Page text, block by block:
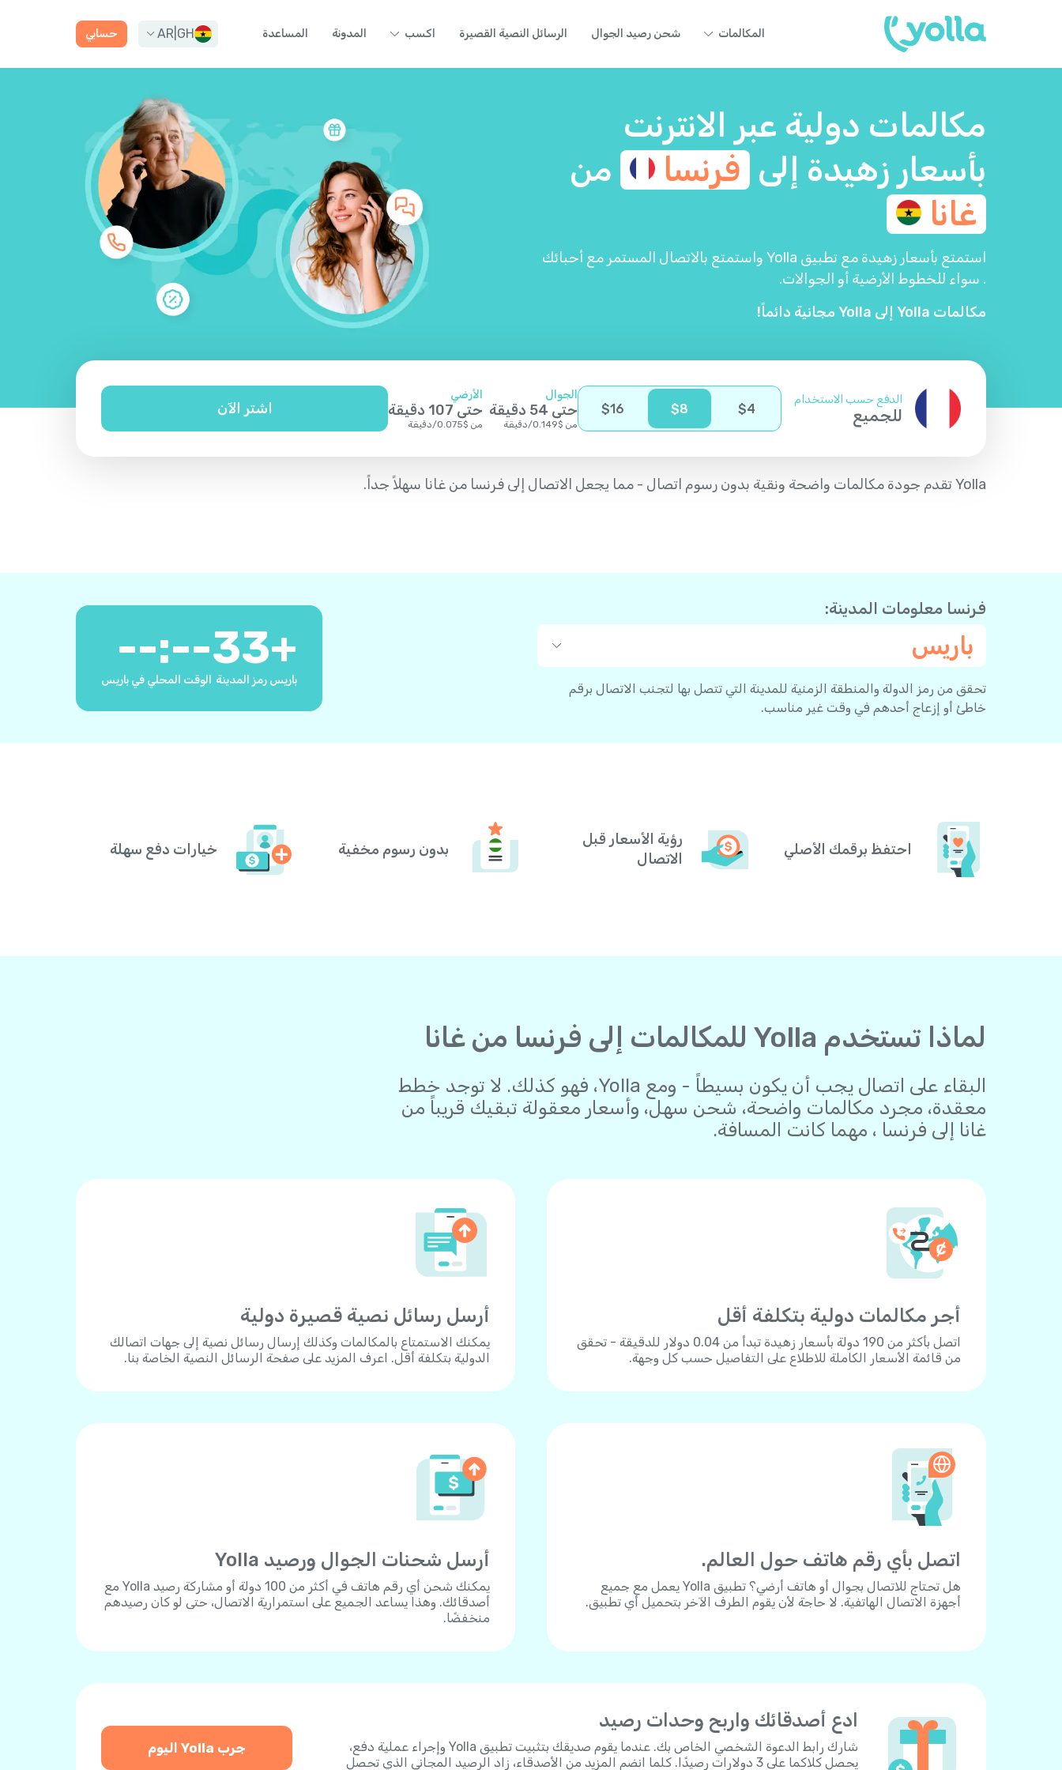
المكالمات شحن رصيد الجوال الرسائل النصية القصيرة اكسب المدونة المساعدة GH
AR حسابي
مكالمات دولية عبر الانترنت
بأسعار زهيدة إلى فرنسا
من
غانا
استمتع بأسعار زهيدة مع تطبيق Yolla واستمتع بالاتصال المستمر مع أحبائك
. سواء للخطوط الأرضية أو الجوالات.
مكالمات Yolla إلى Yolla مجانية دائماً!
الدفع حسب الاستخدام
للجميع $4
$8
$16
الجوال
حتى 54 دقيقة
من $
0.149
/دقيقة
الأرضي
حتى 107 دقيقة
من $
0.075
/دقيقة
اشتر الآن
Yolla تقدم جودة مكالمات واضحة ونقية بدون رسوم اتصال - مما يجعل الاتصال إلى فرنسا من غانا سهلاً جداً.
فرنسا معلومات المدينة:
باريس
تحقق من رمز الدولة والمنطقة الزمنية للمدينة التي تتصل بها لتجنب الاتصال برقم
خاطئ أو إزعاج أحدهم في وقت غير مناسب.
+
33
باريس رمز المدينة
--:--
الوقت المحلي في باريس
احتفظ برقمك الأصلي
رؤية الأسعار قبل
الاتصال
بدون رسوم مخفية خيارات دفع سهلة
لماذا تستخدم Yolla للمكالمات إلى فرنسا من غانا
البقاء على اتصال يجب أن يكون بسيطاً - ومع Yolla، فهو كذلك. لا توجد خطط
معقدة، مجرد مكالمات واضحة، شحن سهل، وأسعار معقولة تبقيك قريباً من
غانا إلى فرنسا ، مهما كانت المسافة.
أجر مكالمات دولية بتكلفة أقل
اتصل بأكثر من 190 دولة بأسعار زهيدة تبدأ من 0.04 دولار للدقيقة - تحقق
من قائمة الأسعار الكاملة للاطلاع على التفاصيل حسب كل وجهة.
أرسل رسائل نصية قصيرة دولية
يمكنك الاستمتاع بالمكالمات وكذلك إرسال رسائل نصية إلى جهات اتصالك
الدولية بتكلفة أقل. اعرف المزيد على صفحة الرسائل النصية الخاصة بنا.
اتصل بأي رقم هاتف حول العالم.
هل تحتاج للاتصال بجوال أو هاتف أرضي؟ تطبيق Yolla يعمل مع جميع
أجهزة الاتصال الهاتفية. لا حاجة لأن يقوم الطرف الآخر بتحميل أي تطبيق.
أرسل شحنات الجوال ورصيد Yolla
يمكنك شحن أي رقم هاتف في أكثر من 100 دولة أو مشاركة رصيد Yolla مع
أصدقائك. وهذا يساعد الجميع على استمرارية الاتصال، حتى لو كان رصيدهم
منخفضًا.
ادع أصدقائك واربح وحدات رصيد
شارك رابط الدعوة الشخصي الخاص بك. عندما يقوم صديقك بتثبيت تطبيق Yolla وإجراء عملية دفع،
يحصل كلاكما على 3 دولارات رصيدًا. كلما انضم المزيد من الأصدقاء، زاد الرصيد المجاني الذي تحصل
جرب Yolla اليوم